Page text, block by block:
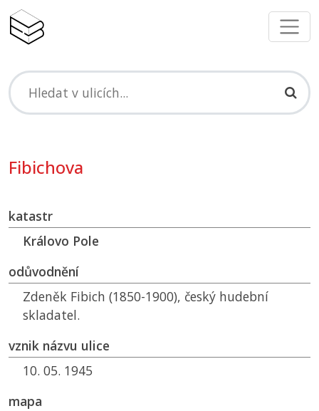
Fibichova
katastr
Královo Pole
odůvodnění
Zdeněk Fibich (1850-1900), český hudební
skladatel.
vznik názvu ulice
10. 05. 1945
mapa